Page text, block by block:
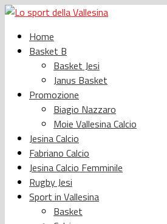
Home
Basket B
Basket Jesi
Janus Basket
Promozione
Biagio Nazzaro
Moie Vallesina Calcio
Jesina Calcio
Fabriano Calcio
Jesina Calcio Femminile
Rugby Jesi
Sport in Vallesina
Basket